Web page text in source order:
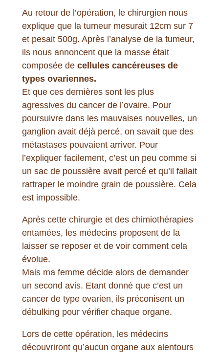
Au retour de l’opération, le chirurgien nous
explique que la tumeur mesurait 12cm sur 7
et pesait 500g. Après l’analyse de la tumeur,
ils nous annoncent que la masse était
composée de cellules cancéreuses de
types ovariennes.
Et que ces dernières sont les plus
agressives du cancer de l’ovaire. Pour
poursuivre dans les mauvaises nouvelles, un
ganglion avait déjà percé, on savait que des
métastases pouvaient arriver. Pour
l’expliquer facilement, c’est un peu comme si
un sac de poussière avait percé et qu’il fallait
rattraper le moindre grain de poussière. Cela
est impossible.
Après cette chirurgie et des chimiothérapies
entamées, les médecins proposent de la
laisser se reposer et de voir comment cela
évolue.
Mais ma femme décide alors de demander
un second avis. Etant donné que c’est un
cancer de type ovarien, ils préconisent un
débulking pour vérifier chaque organe.
Lors de cette opération, les médecins
découvriront qu’aucun organe aux alentours